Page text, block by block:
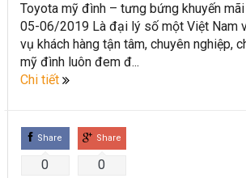
Toyota mỹ đình – tưng bứng khuyến
05-06/2019 Là đại lý số một Việt Nam
vụ khách hàng tận tâm, chuyên nghiệp,
mỹ đình luôn đem đ...
Chi tiết
Share
0
Share
0